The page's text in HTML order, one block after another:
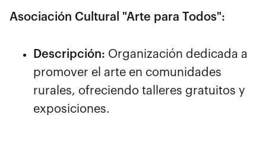
Asociación Cultural "Arte para Todos":
Descripción: Organización dedicada a
promover el arte en comunidades
rurales, ofreciendo talleres gratuitos y
exposiciones.